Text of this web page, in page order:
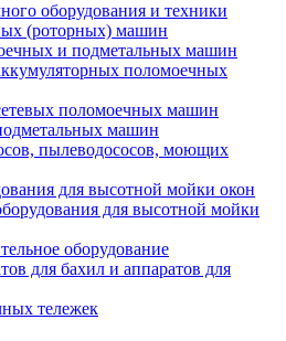
оборудования и техники
(роторных) машин
и подметальных машин
поломоечных
поломоечных машин
машин
пылеводососов, моющих
для высотной мойки окон
для высотной мойки
оборудование
для бахил и аппаратов для
тележек